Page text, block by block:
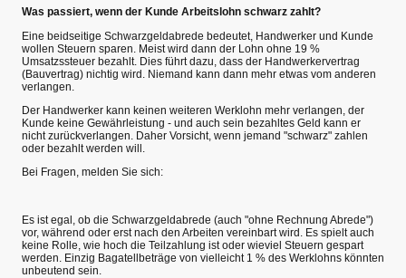
Was passiert, wenn der Kunde Arbeitslohn schwarz zahlt?
Eine beidseitige Schwarzgeldabrede bedeutet, Handwerker und Kunde
wollen Steuern sparen. Meist wird dann der Lohn ohne 19 %
Umsatzssteuer bezahlt. Dies führt dazu, dass der Handwerkervertrag
(Bauvertrag) nichtig wird. Niemand kann dann mehr etwas vom anderen
verlangen.
Der Handwerker kann keinen weiteren Werklohn mehr verlangen, der
Kunde keine Gewährleistung - und auch sein bezahltes Geld kann er
nicht zurückverlangen. Daher Vorsicht, wenn jemand "schwarz" zahlen
oder bezahlt werden will.
Bei Fragen, melden Sie sich:
Es ist egal, ob die Schwarzgeldabrede (auch "ohne Rechnung Abrede")
vor, während oder erst nach den Arbeiten vereinbart wird. Es spielt auch
keine Rolle, wie hoch die Teilzahlung ist oder wieviel Steuern gespart
werden. Einzig Bagatellbeträge von vielleicht 1 % des Werklohns könnten
unbeutend sein.